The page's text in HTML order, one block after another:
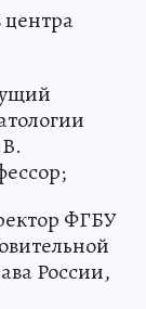
центра
ФГБУ
России,